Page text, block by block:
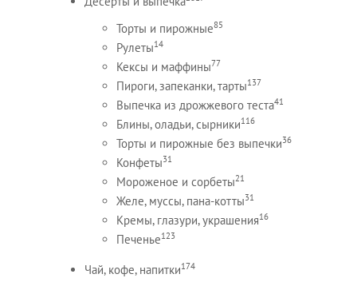
Торты и пирожные85
Рулеты14
Кексы и маффины77
Пироги, запеканки, тарты137
Выпечка из дрожжевого теста41
Блины, оладьи, сырники116
Торты и пирожные без выпечки36
Конфеты31
Мороженое и сорбеты21
Желе, муссы, пана-котты31
Кремы, глазури, украшения16
Печенье123
Чай, кофе, напитки174